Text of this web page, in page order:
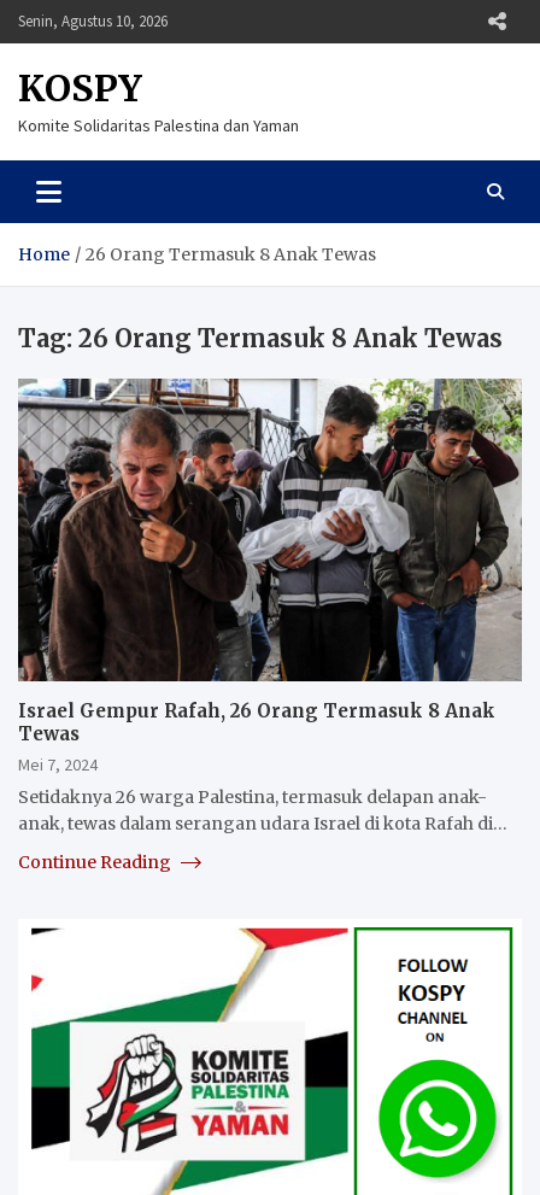
Skip
to
Senin, Agustus 10, 2026
KOSPY
Komite Solidaritas Palestina dan Yaman
Home 26 Orang Termasuk 8 Anak Tewas
Tag: 26 Orang Termasuk 8 Anak Tewas
Israel Gempur Rafah, 26 Orang Termasuk 8 Anak
Tewas
Mei 7, 2024
Setidaknya 26 warga Palestina, termasuk delapan anak-
anak, tewas dalam serangan udara Israel di kota Rafah di…
Continue Reading